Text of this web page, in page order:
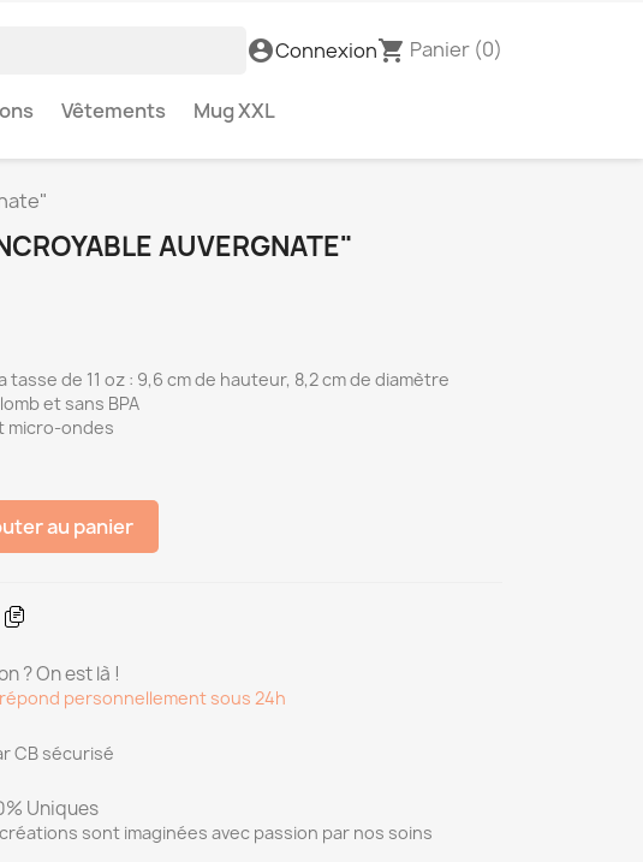
account_circleConnexionshopping_cart Panier (0)
Vêtements Mug XXL
AUVERGNATE"
tasse de 11 oz : 9,6 cm de hauteur, 8,2 cm de diamètre
et sans BPA
micro-ondes
au panier
? On est là !
personnellement sous 24h
CB sécurisé
Uniques
sont imaginées avec passion par nos soins